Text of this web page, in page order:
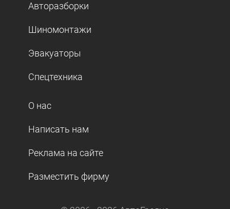
Авторазборки
Шиномонтажи
Эвакуаторы
Спецтехника
О нас
Написать нам
Реклама на сайте
Разместить фирму